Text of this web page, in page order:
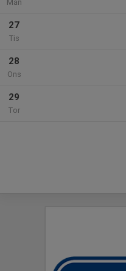
Mån
27
Tis
28
Ons
29
Tor